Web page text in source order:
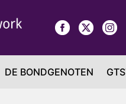
DE BONDGENOTEN